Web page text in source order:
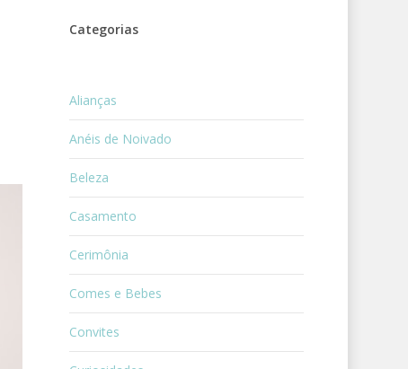
Categorias
Alianças
Anéis de Noivado
Beleza
Casamento
Cerimônia
Comes e Bebes
Convites